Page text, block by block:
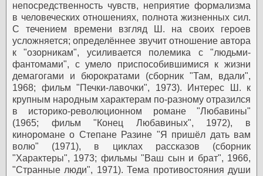
непосредственность чувств, неприятие формализма
в человеческих отношениях, полнота жизненных сил.
С течением времени взгляд Ш. на своих героев
усложняется; определённее звучит отношение автора
к "озорникам", усиливается полемика с "людьми-
фантомами", с умело приспособившимися к жизни
демагогами и бюрократами (сборник "Там, вдали",
1968; фильм "Печки-лавочки", 1973). Интерес Ш. к
крупным народным характерам по-разному отразился
в историко-революционном романе "Любавины"
(1965; фильм "Конец Любавиных", 1972), в
киноромане о Степане Разине "Я пришёл дать вам
волю" (1971), в циклах рассказов (сборник
"Характеры", 1973; фильмы "Ваш сын и брат", 1966,
"Странные люди", 1971). Тема противостояния души